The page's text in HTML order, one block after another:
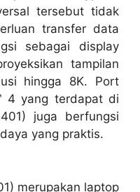
tersebut tidak
transfer data
sebagai display
tampilan
hingga 8K. Port
4 yang terdapat di
juga berfungsi
yang praktis.
merupakan laptop